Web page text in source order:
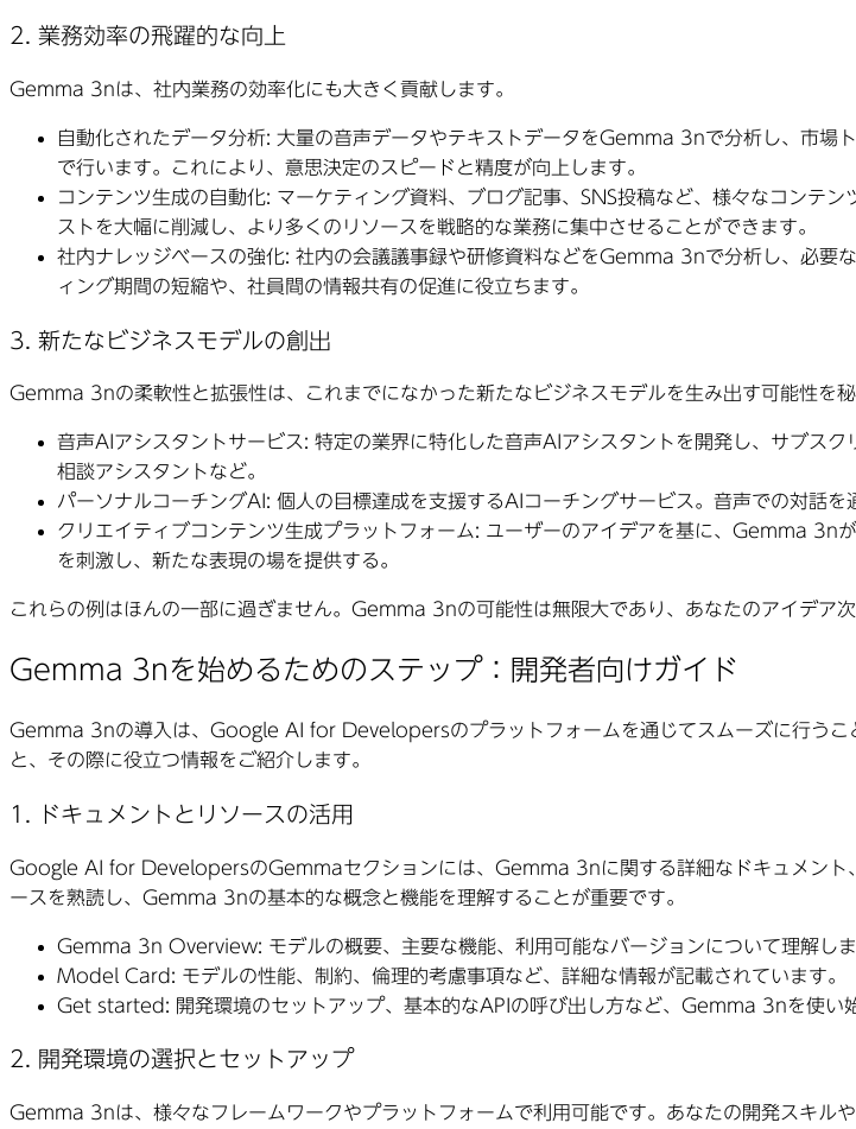
2. 業務効率の飛躍的な向上
Gemma 3nは、社内業務の効率化にも大きく貢献します。
自動化されたデータ分析: 大量の音声データやテキストデータをGemma 3nで分析し、市場
で行います。これにより、意思決定のスピードと精度が向上します。
コンテンツ生成の自動化: マーケティング資料、ブログ記事、SNS投稿など、様々なコンテ
ストを大幅に削減し、より多くのリソースを戦略的な業務に集中させることができます。
社内ナレッジベースの強化: 社内の会議議事録や研修資料などをGemma 3nで分析し、必要
ィング期間の短縮や、社員間の情報共有の促進に役立ちます。
3. 新たなビジネスモデルの創出
Gemma 3nの柔軟性と拡張性は、これまでになかった新たなビジネスモデルを生み出す可能性を秘
音声AIアシスタントサービス: 特定の業界に特化した音声AIアシスタントを開発し、サブス
相談アシスタントなど。
パーソナルコーチングAI: 個人の目標達成を支援するAIコーチングサービス。音声での対話
クリエイティブコンテンツ生成プラットフォーム: ユーザーのアイデアを基に、Gemma 3n
を刺激し、新たな表現の場を提供する。
これらの例はほんの一部に過ぎません。Gemma 3nの可能性は無限大であり、あなたのアイデア
Gemma 3nを始めるためのステップ：開発者向けガイド
Gemma 3nの導入は、Google AI for Developersのプラットフォームを通じてスムーズに行う
と、その際に役立つ情報をご紹介します。
1. ドキュメントとリソースの活用
Google AI for DevelopersのGemmaセクションには、Gemma 3nに関する詳細なドキュメント
ースを熟読し、Gemma 3nの基本的な概念と機能を理解することが重要です。
Gemma 3n Overview: モデルの概要、主要な機能、利用可能なバージョンについて理解しま
Model Card: モデルの性能、制約、倫理的考慮事項など、詳細な情報が記載されています。
Get started: 開発環境のセットアップ、基本的なAPIの呼び出し方など、Gemma 3nを使い
2. 開発環境の選択とセットアップ
Gemma 3nは、様々なフレームワークやプラットフォームで利用可能です。あなたの開発スキル